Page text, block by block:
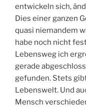
entwickeln sich,
Dies einer ganzen
quasi niemandem
habe noch nicht
Lebensweg ich
gerade
gefunden. Stets
Lebenswelt. Und
Mensch